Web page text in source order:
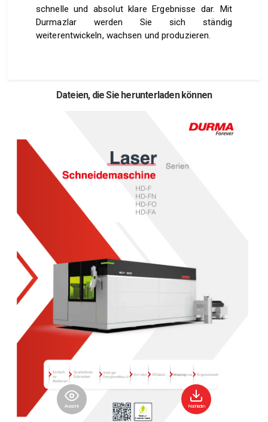
schnelle und absolut klare Ergebnisse dar. Mit
Durmazlar werden Sie sich ständig
weiterentwickeln, wachsen und produzieren.
Dateien, die Sie herunterladen können
Aussicht Nachladen